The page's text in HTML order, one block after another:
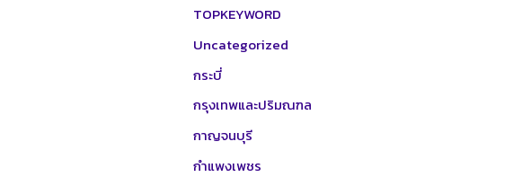
TOPKEYWORD
Uncategorized
กระบี่
กรุงเทพและปริมณฑล
กาญจนบุรี
กำแพงเพชร